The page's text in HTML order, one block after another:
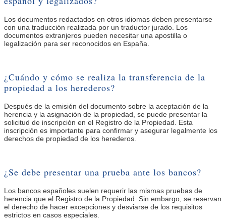
Los documentos redactados en otros idiomas deben presentarse
con una traducción realizada por un traductor jurado. Los
documentos extranjeros pueden necesitar una apostilla o
legalización para ser reconocidos en España.
¿Cuándo y cómo se realiza la transferencia de la
propiedad a los herederos?
Después de la emisión del documento sobre la aceptación de la
herencia y la asignación de la propiedad, se puede presentar la
solicitud de inscripción en el Registro de la Propiedad. Esta
inscripción es importante para confirmar y asegurar legalmente los
derechos de propiedad de los herederos.
¿Se debe presentar una prueba ante los bancos?
Los bancos españoles suelen requerir las mismas pruebas de
herencia que el Registro de la Propiedad. Sin embargo, se reservan
el derecho de hacer excepciones y desviarse de los requisitos
estrictos en casos especiales.